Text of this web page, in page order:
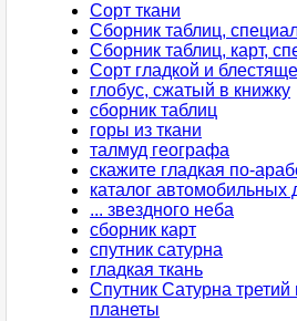
Сорт ткани
Сборник таблиц,
Сборник таблиц, карт,
Сорт гладкой и
глобус, сжатый в книжку
сборник таблиц
горы из ткани
талмуд географа
скажите гладкая по-
каталог автомобильных
... звездного неба
сборник карт
спутник сатурна
гладкая ткань
Спутник Сатурна третий
планеты